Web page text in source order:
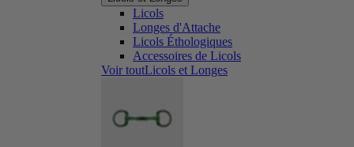
Licols
Longes d'Attache
Licols Éthologiques
Accessoires de Licols
Voir toutLicols et Longes